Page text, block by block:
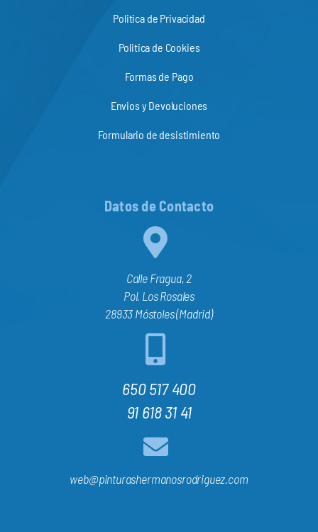
Politica de Privacidad
Politica de Cookies
Formas de Pago
Envios y Devoluciones
Formulario de desistimiento
Datos de Contacto
Calle Fragua, 2
Pol. Los Rosales
28933 Móstoles (Madrid)
650 517 400
91 618 31 41
web@pinturashermanosrodriguez.com